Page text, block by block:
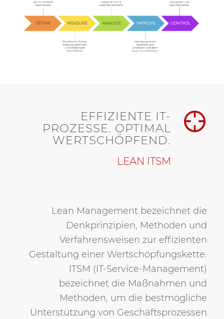
EFFIZIENTE IT-
PROZESSE. OPTIMAL
WERTSCHÖPFEND.
LEAN ITSM
Lean Management bezeichnet die
Denkprinzipien, Methoden und
Verfahrensweisen zur effizienten
Gestaltung einer Wertschöpfungskette.
ITSM (IT-Service-Management)
bezeichnet die Maßnahmen und
Methoden, um die bestmögliche
Unterstützung von Geschäftsprozessen